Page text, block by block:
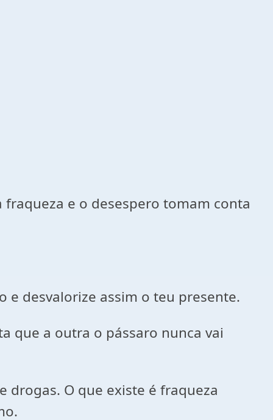
e o desespero tomam conta
desvalorize assim o teu presente.
que a outra o pássaro nunca vai
drogas. O que existe é fraqueza